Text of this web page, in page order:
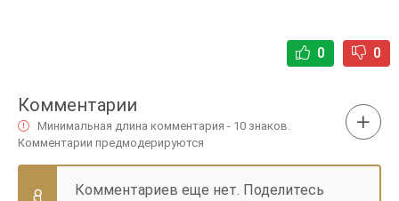
0 0
Комментарии
Минимальная длина комментария - 10 знаков.
Комментарии предмодерируются
Комментариев еще нет. Поделитесь